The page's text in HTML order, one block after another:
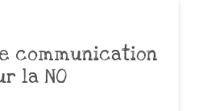
communication
la NO